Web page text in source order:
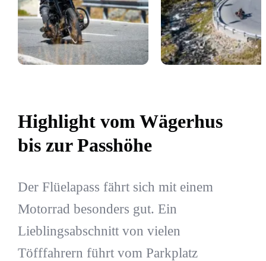
Highlight vom Wägerhus
bis zur Passhöhe
Der Flüelapass fährt sich mit einem
Motorrad besonders gut. Ein
Lieblingsabschnitt von vielen
Töfffahrern führt vom Parkplatz